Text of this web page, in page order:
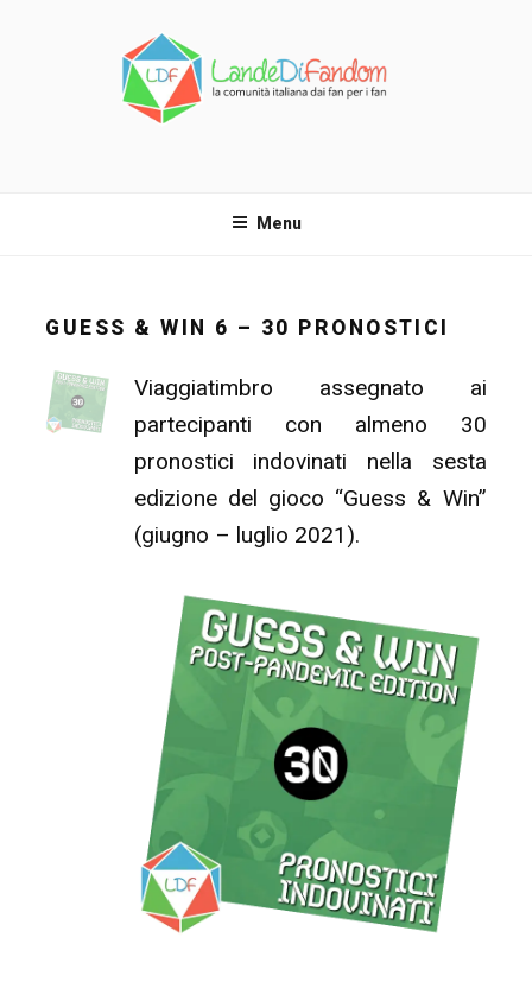
Menu
GUESS & WIN 6 – 30 PRONOSTICI
Viaggiatimbro assegnato ai
partecipanti con almeno 30
pronostici indovinati nella sesta
edizione del gioco “Guess & Win”
(giugno – luglio 2021).